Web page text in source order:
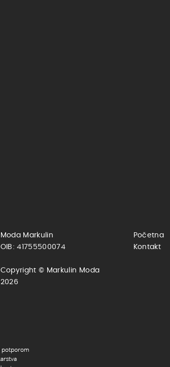
Moda Markulin
OIB: 41755500074
Copyright © Markulin Moda
2026
Početna
Kontakt